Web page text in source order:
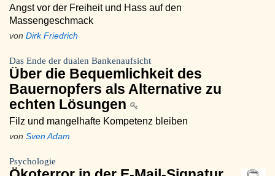
Angst vor der Freiheit und Hass auf den
Massengeschmack
von Dirk Friedrich
Das Ende der dualen Bankenaufsicht
Über die Bequemlichkeit des
Bauernopfers als Alternative zu
echten Lösungen
Filz und mangelhafte Kompetenz bleiben
von Sven Adam
Psychologie